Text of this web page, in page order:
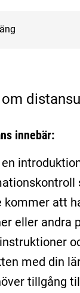
innebär:
kommer att
eller andra
med din
tillgång